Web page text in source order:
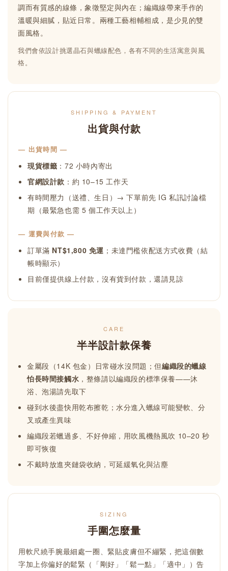
調而有質感的線條，象徵堅定與內在；編織線帶來手作的
溫暖與細膩，貼近日常。兩種工藝相輔相成，是少見的雙
面風格。
我們會依設計挑選晶石與蠟線配色，各有不同的生活寓意與風
格。
SHIPPING & PAYMENT
出貨與付款
— 出貨時間 —
現貨標籤 ：72 小時內寄出
官網設計款 ：約 10–15 工作天
有時間壓力（送禮、生日）→ 下單前先 IG 私訊討論檔
期（最緊急也需 5 個工作天以上）
— 運費與付款 —
訂單滿 NT$1,800 免運 ；未達門檻依配送方式收費（結
帳時顯示）
目前僅提供線上付款，沒有貨到付款，還請見諒
CARE
半半設計款保養
金屬段（14K 包金）日常碰水沒問題；但編織段的蠟線
怕長時間接觸水 ，整條請以編織段的標準保養——沐
浴、泡湯請先取下
碰到水後盡快用乾布擦乾；水分進入蠟線可能變軟、分
叉或產生異味
編織段若蠟過多、不好伸縮，用吹風機熱風吹 10–20 秒
即可恢復
不戴時放進夾鏈袋收納，可延緩氧化與沾塵
SIZING
手圍怎麼量
用軟尺繞手腕最細處一圈、緊貼皮膚但不繃緊，把這個數
字加上你偏好的鬆緊（「剛好」「鬆一點」「適中」）告